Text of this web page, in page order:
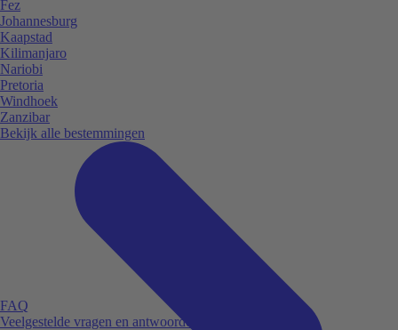
FAQ
Veelgestelde vragen en antwoorden.
Fez
Johannesburg
Kaapstad
Kilimanjaro
Nariobi
Pretoria
Windhoek
Zanzibar
Bekijk alle bestemmingen